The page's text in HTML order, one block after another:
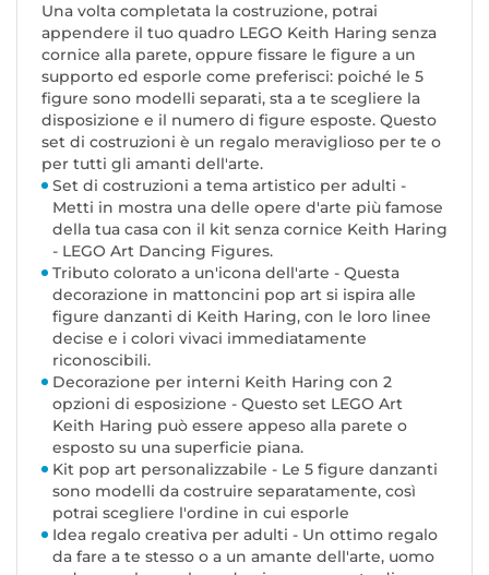
Una volta completata la costruzione, potrai
appendere il tuo quadro LEGO Keith Haring senza
cornice alla parete, oppure fissare le figure a un
supporto ed esporle come preferisci: poiché le 5
figure sono modelli separati, sta a te scegliere la
disposizione e il numero di figure esposte. Questo
set di costruzioni è un regalo meraviglioso per te o
per tutti gli amanti dell'arte.
Set di costruzioni a tema artistico per adulti -
Metti in mostra una delle opere d'arte più famose
della tua casa con il kit senza cornice Keith Haring
- LEGO Art Dancing Figures.
Tributo colorato a un'icona dell'arte - Questa
decorazione in mattoncini pop art si ispira alle
figure danzanti di Keith Haring, con le loro linee
decise e i colori vivaci immediatamente
riconoscibili.
Decorazione per interni Keith Haring con 2
opzioni di esposizione - Questo set LEGO Art
Keith Haring può essere appeso alla parete o
esposto su una superficie piana.
Kit pop art personalizzabile - Le 5 figure danzanti
sono modelli da costruire separatamente, così
potrai scegliere l'ordine in cui esporle
Idea regalo creativa per adulti - Un ottimo regalo
da fare a te stesso o a un amante dell'arte, uomo